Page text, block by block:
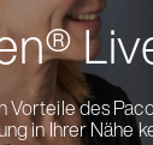
Vorteile des
in Ihrer Nähe